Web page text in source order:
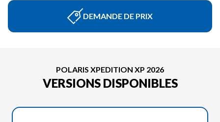
DEMANDE DE PRIX
POLARIS XPEDITION XP 2026
VERSIONS DISPONIBLES